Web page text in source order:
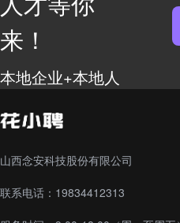
来！
本地企业+本地人
效赋能
山西念安科技股份有限公司
联系电话：19834412313